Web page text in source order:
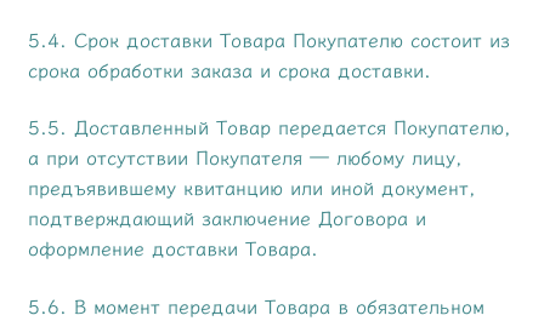
5.4. Срок доставки Товара Покупателю состоит из
срока обработки заказа и срока доставки.
5.5. Доставленный Товар передается Покупателю,
а при отсутствии Покупателя — любому лицу,
предъявившему квитанцию или иной документ,
подтверждающий заключение Договора и
оформление доставки Товара.
5.6. В момент передачи Товара в обязательном